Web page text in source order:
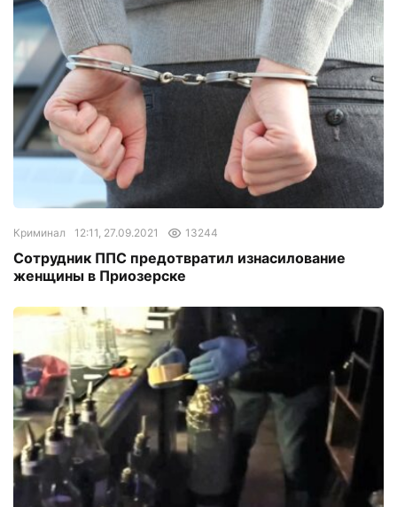
Криминал 12:11, 27.09.2021 13244
Сотрудник ППС предотвратил изнасилование
женщины в Приозерске